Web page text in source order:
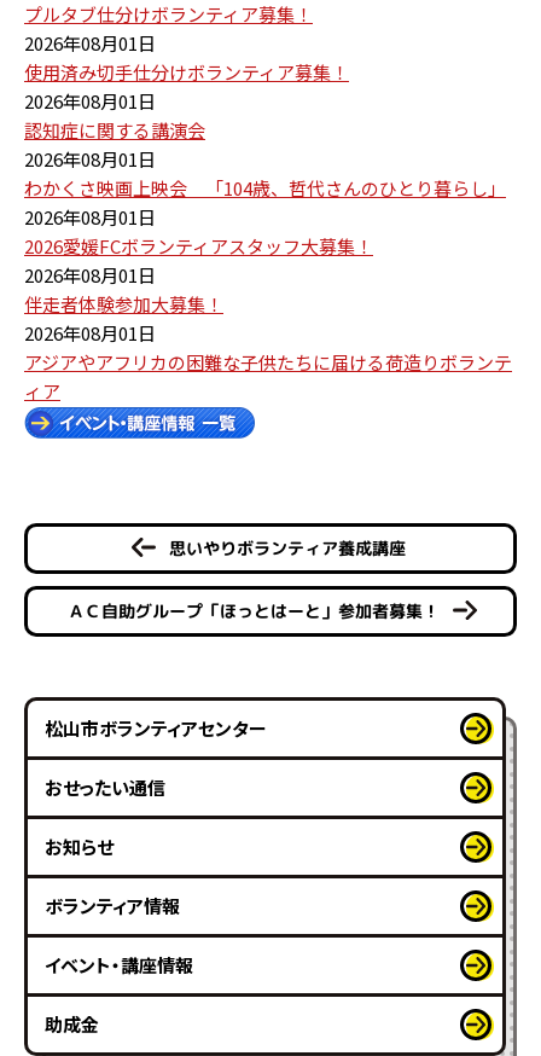
プルタブ仕分けボランティア募集！
2026年08月01日
使用済み切手仕分けボランティア募集！
2026年08月01日
認知症に関する講演会
2026年08月01日
わかくさ映画上映会 「104歳、哲代さんのひとり暮らし」
2026年08月01日
2026愛媛FCボランティアスタッフ大募集！
2026年08月01日
伴走者体験参加大募集！
2026年08月01日
アジアやアフリカの困難な子供たちに届ける荷造りボランテ
ィア
思いやりボランティア養成講座
ＡＣ自助グループ「ほっとはーと」参加者募集！
松山市ボランティアセンター
おせったい通信
お知らせ
ボランティア情報
イベント・講座情報
助成金